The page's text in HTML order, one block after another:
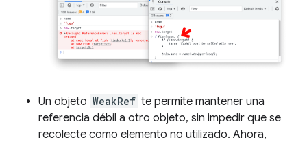
Un objeto WeakRef te permite mantener una
referencia débil a otro objeto, sin impedir que se
recolecte como elemento no utilizado. Ahora,